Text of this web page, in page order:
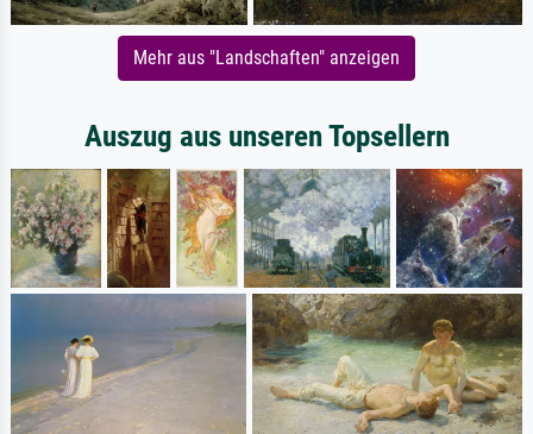
Mehr aus "Landschaften" anzeigen
Auszug aus unseren Topsellern